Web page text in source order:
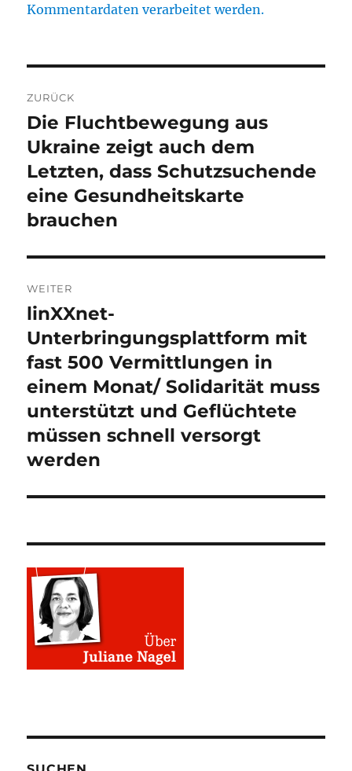
Kommentardaten verarbeitet werden.
ZURÜCK
Vorheriger
Beitrag:
Die Fluchtbewegung aus
Ukraine zeigt auch dem
Letzten, dass Schutzsuchende
eine Gesundheitskarte
brauchen
WEITER
Nächster
Beitrag:
linXXnet-
Unterbringungsplattform mit
fast 500 Vermittlungen in
einem Monat/ Solidarität muss
unterstützt und Geflüchtete
müssen schnell versorgt
werden